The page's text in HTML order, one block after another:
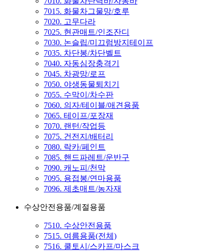
7015. 화물차그물망/호루
7020. 고무다라
7025. 현관매트/인조잔디
7030. 논슬립/미끄럼방지테이프
7035. 차단봉/차단벨트
7040. 자동심장충격기
7045. 차광망/로프
7050. 야생동물퇴치기
7055. 수막이/차수판
7060. 의자/테이블/애견용품
7065. 테이프/포장재
7070. 랜턴/작업등
7075. 건전지/배터리
7080. 락카/페인트
7085. 핸드파레트/운반구
7090. 캐노피/천막
7095. 용접봉/연마용품
7096. 제초매트/농자재
수상안전용품/계절용품
7510. 수상안전용품
7515. 여름용품(전체)
7516. 쿨토시/스카프/마스크